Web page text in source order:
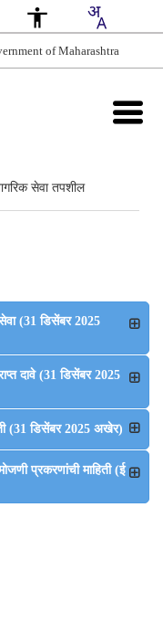
of Maharashtra
सेवा तपशील
(31 डिसेंबर 2025
दावे (31 डिसेंबर 2025
(31 डिसेंबर 2025 अखेर)
प्रकरणांची माहिती (ई